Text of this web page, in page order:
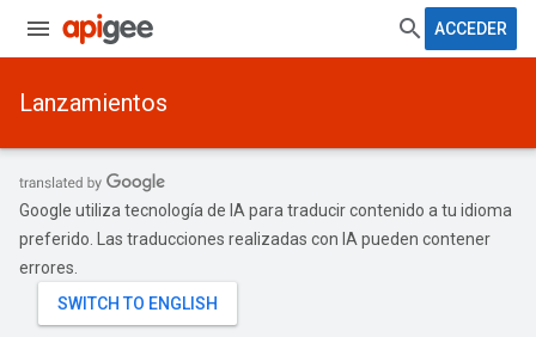
ACCEDER
Lanzamientos
Google utiliza tecnología de IA para traducir contenido a tu idioma
preferido. Las traducciones realizadas con IA pueden contener
errores.